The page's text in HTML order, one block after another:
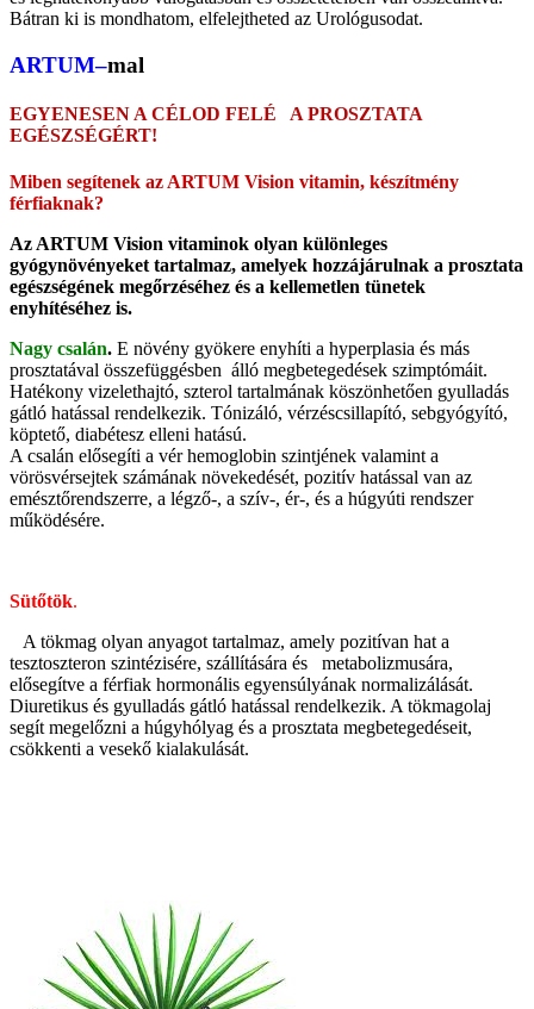
Bátran ki is mondhatom, elfelejtheted az Urológusodat.
ARTUM–mal
EGYENESEN A CÉLOD FELÉ A PROSZTATA
EGÉSZSÉGÉRT!
Miben segítenek az ARTUM Vision vitamin, készítmény
férfiaknak?
Az ARTUM Vision vitaminok olyan különleges
gyógynövényeket tartalmaz, amelyek hozzájárulnak a prosztata
egészségének megőrzéséhez és a kellemetlen tünetek
enyhítéséhez is.
Nagy csalán. E növény gyökere enyhíti a hyperplasia és más
prosztatával összefüggésben álló megbetegedések szimptómáit.
Hatékony vizelethajtó, szterol tartalmának köszönhetően gyulladás
gátló hatással rendelkezik. Tónizáló, vérzéscsillapító, sebgyógyító,
köptető, diabétesz elleni hatású.
A csalán elősegíti a vér hemoglobin szintjének valamint a
vörösvérsejtek számának növekedését, pozitív hatással van az
emésztőrendszerre, a légző-, a szív-, ér-, és a húgyúti rendszer
működésére.
Sütőtök.
A tökmag olyan anyagot tartalmaz, amely pozitívan hat a
tesztoszteron szintézisére, szállítására és metabolizmusára,
elősegítve a férfiak hormonális egyensúlyának normalizálását.
Diuretikus és gyulladás gátló hatással rendelkezik. A tökmagolaj
segít megelőzni a húgyhólyag és a prosztata megbetegedéseit,
csökkenti a vesekő kialakulását.